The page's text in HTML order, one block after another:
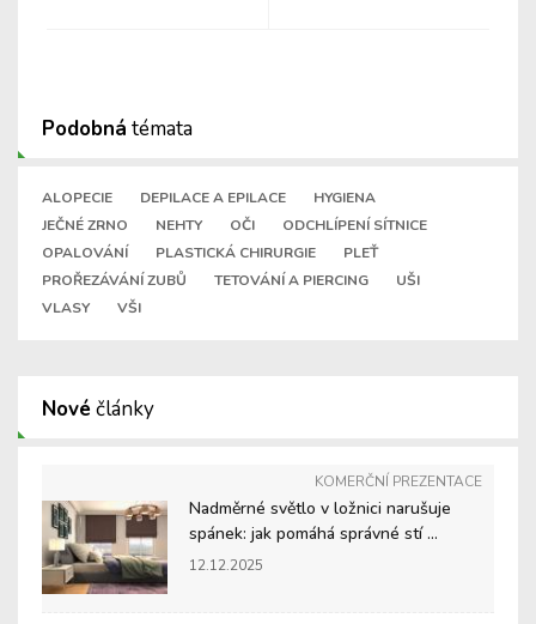
Podobná témata
ALOPECIE DEPILACE A EPILACE
HYGIENA
JEČNÉ ZRNO
NEHTY OČI
ODCHLÍPENÍ SÍTNICE
OPALOVÁNÍ
PLASTICKÁ CHIRURGIE
PLEŤ
PROŘEZÁVÁNÍ ZUBŮ
TETOVÁNÍ A PIERCING
UŠI
VLASY
VŠI
Nové články
KOMERČNÍ PREZENTACE
Nadměrné světlo v ložnici narušuje
spánek: jak pomáhá správné stí ...
12.12.2025